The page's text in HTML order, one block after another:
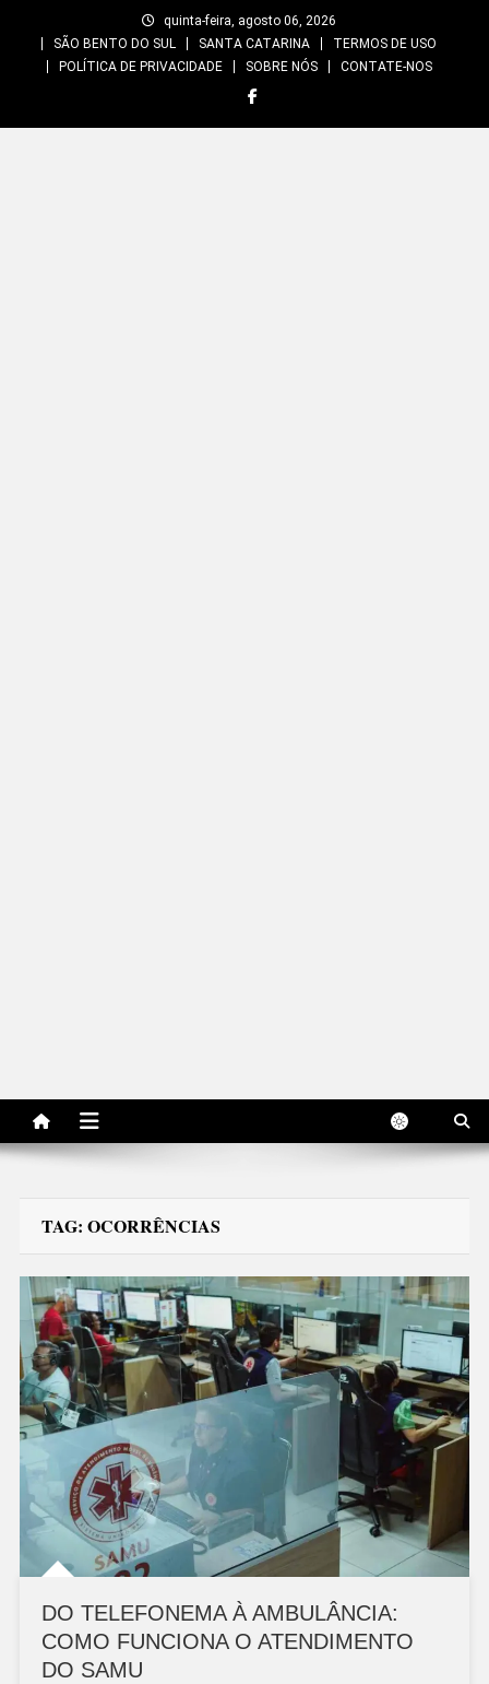
quinta-feira, agosto 06, 2026
SÃO BENTO DO SUL
SANTA CATARINA
TERMOS DE USO
POLÍTICA DE PRIVACIDADE
SOBRE NÓS CONTATE-NOS
TAG: OCORRÊNCIAS
DO TELEFONEMA À AMBULÂNCIA:
COMO FUNCIONA O ATENDIMENTO
DO SAMU